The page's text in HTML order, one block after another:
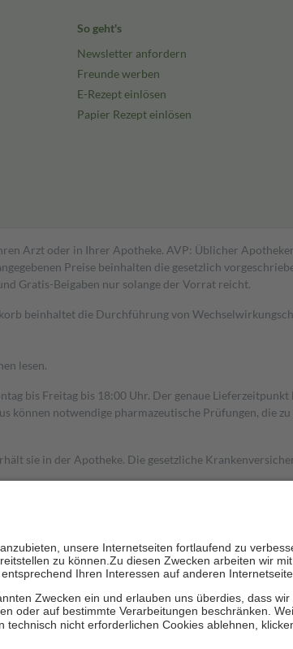
So geht's
Newsletter anfordern
Freunde werben
E-Rezept einlösen
Papier Rezept einlösen
Arzt oder in Ihrer Apotheke. AVP: Üblicher
Preise beinhalten die gesetzlich
Gratis-Beigaben nur solange der Vorrat reicht.
beinhaltet die Durchführung von
lesen.
bis Freitag bis 18:00 Uhr. Der genaue
können notwendige pharmazeutische Prüfungen, die
sie in der Apotheke. Die gesetzliche
sowie zehn Euro je Verordnung.
Stellung der Familie zu unterstützen, fallenkeine